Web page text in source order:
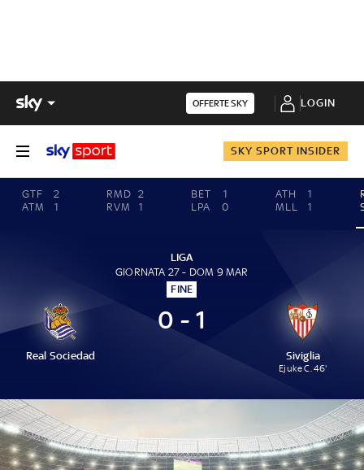
OFFERTE SKY LOGIN
SKY SPORT INSIDER
GTF
2
ATM
1
RMD 2
RVM
1
BET
1
LPA
0
ATH
1
MLL
1
LIGA
GIORNATA 27 - DOM 9 MAR
FINE
Real Sociedad
0 - 1
Siviglia
Ejuke C. 46'